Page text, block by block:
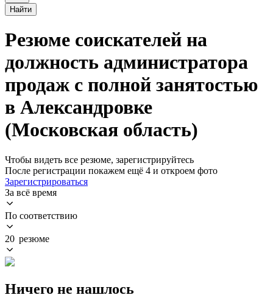
Найти
Резюме соискателей на
должность администратора
продаж с полной занятостью
в Александровке
(Московская область)
Чтобы видеть все резюме, зарегистрируйтесь
После регистрации покажем ещё 4 и откроем фото
Зарегистрироваться
За всё время
По соответствию
20 резюме
Ничего не нашлось